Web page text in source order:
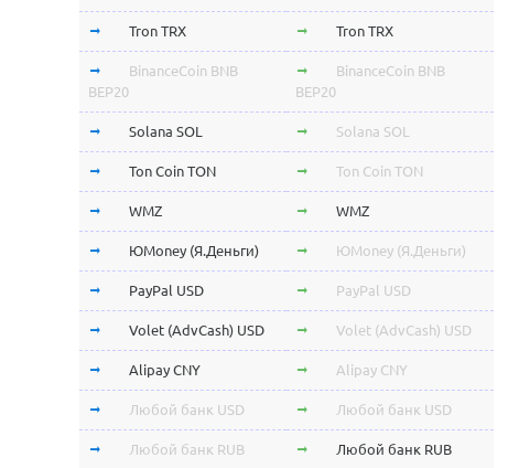
Tron TRX Tron TRX
BinanceCoin BNB
BEP20
BinanceCoin BNB
BEP20
Solana SOL Solana SOL
Ton Coin TON Ton Coin TON
WMZ WMZ
ЮMoney (Я.Деньги) ЮMoney (Я.Деньги)
PayPal USD PayPal USD
Volet (AdvCash) USD Volet (AdvCash) USD
Alipay CNY Alipay CNY
Любой банк USD Любой банк USD
Любой банк RUB Любой банк RUB